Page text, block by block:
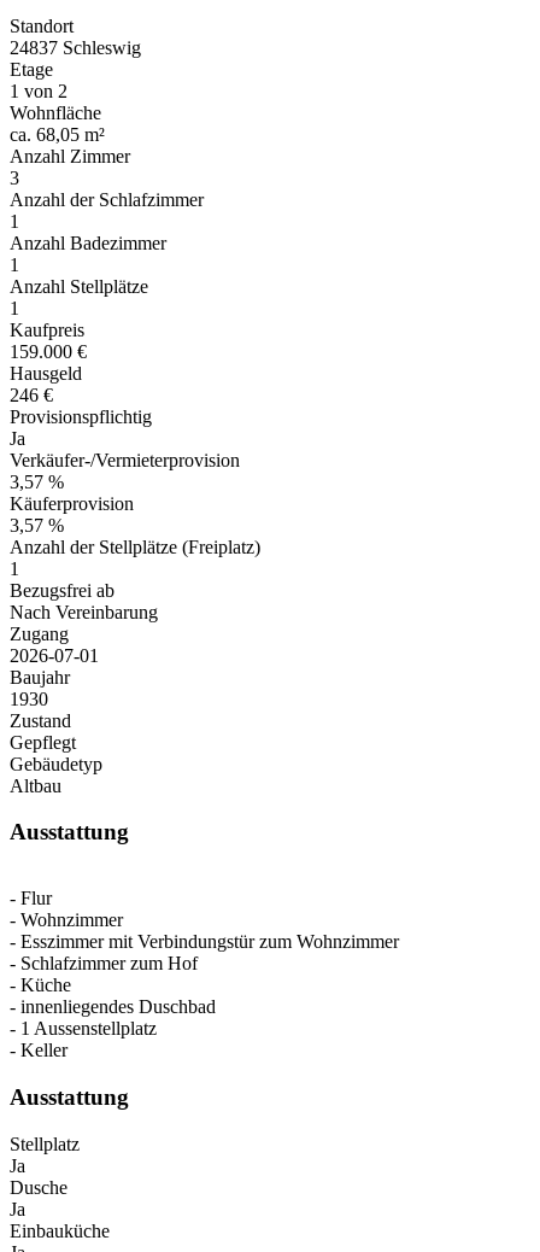
Standort
24837 Schleswig
Etage
1 von 2
Wohnfläche
ca. 68,05 m²
Anzahl Zimmer
3
Anzahl der Schlafzimmer
1
Anzahl Badezimmer
1
Anzahl Stellplätze
1
Kaufpreis
159.000 €
Hausgeld
246 €
Provisionspflichtig
Ja
Verkäufer-/Vermieterprovision
3,57 %
Käuferprovision
3,57 %
Anzahl der Stellplätze (Freiplatz)
1
Bezugsfrei ab
Nach Vereinbarung
Zugang
2026-07-01
Baujahr
1930
Zustand
Gepflegt
Gebäudetyp
Altbau
Ausstattung
- Flur
- Wohnzimmer
- Esszimmer mit Verbindungstür zum Wohnzimmer
- Schlafzimmer zum Hof
- Küche
- innenliegendes Duschbad
- 1 Aussenstellplatz
- Keller
Ausstattung
Stellplatz
Ja
Dusche
Ja
Einbauküche